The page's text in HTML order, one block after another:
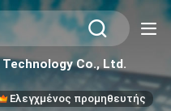
Co., Ltd.
Ελεγχμένος προμηθευτής